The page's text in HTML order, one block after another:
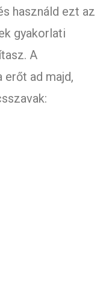
használd ezt az
gyakorlati
A
ad majd,